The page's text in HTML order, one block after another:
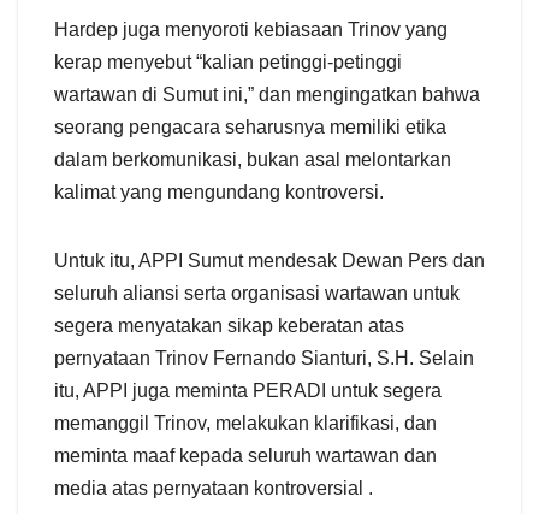
Hardep juga menyoroti kebiasaan Trinov yang
kerap menyebut “kalian petinggi-petinggi
wartawan di Sumut ini,” dan mengingatkan bahwa
seorang pengacara seharusnya memiliki etika
dalam berkomunikasi, bukan asal melontarkan
kalimat yang mengundang kontroversi.
Untuk itu, APPI Sumut mendesak Dewan Pers dan
seluruh aliansi serta organisasi wartawan untuk
segera menyatakan sikap keberatan atas
pernyataan Trinov Fernando Sianturi, S.H. Selain
itu, APPI juga meminta PERADI untuk segera
memanggil Trinov, melakukan klarifikasi, dan
meminta maaf kepada seluruh wartawan dan
media atas pernyataan kontroversial .